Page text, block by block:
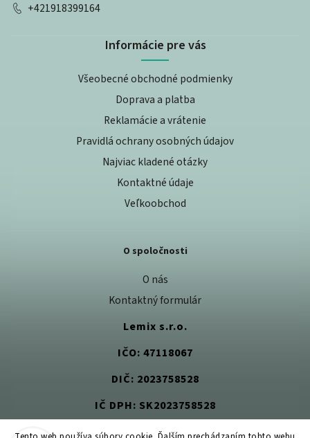
+421918399164
Informácie pre vás
Všeobecné obchodné podmienky
Doprava a platba
Reklamácie a vrátenie
Pravidlá ochrany osobných údajov
Najviac kladené otázky
Kontaktné údaje
Veľkoobchod
O spoločnosti
O nás
Kontaktný formulár
Lemix s.r.o.
IČO: 47118067
DIČ: 2023758528
IČ DPH: SK2023758528